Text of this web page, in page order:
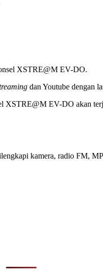
XSTRE@M EV-DO.
dan Youtube dengan
EV-DO akan
kamera, radio FM,